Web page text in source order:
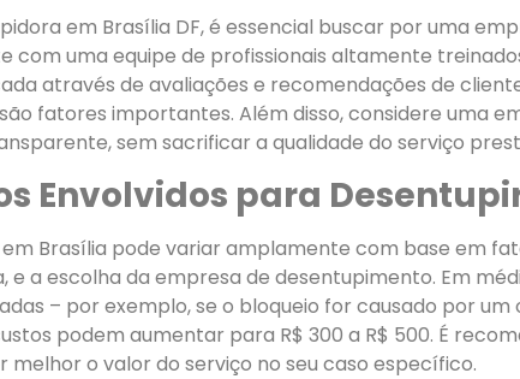
em Brasília DF, é essencial buscar por uma
com uma equipe de profissionais altamente
através de avaliações e recomendações de
fatores importantes. Além disso, considere uma
sem sacrificar a qualidade do serviço
Envolvidos para
Brasília pode variar amplamente com base em
e a escolha da empresa de desentupimento. Em
– por exemplo, se o bloqueio for causado por
podem aumentar para R$ 300 a R$ 500. É
o valor do serviço no seu caso específico.